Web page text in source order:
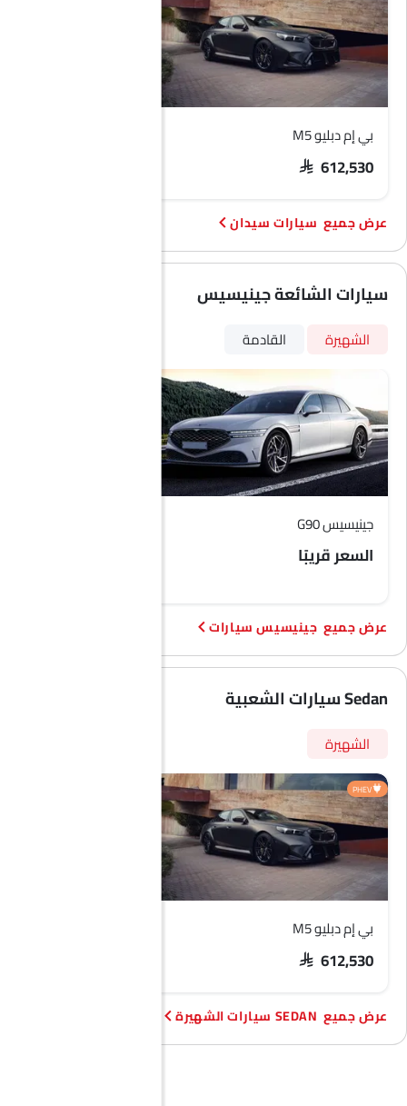
بي إم دبليو M5
SAR 612,530
سيارات سيدان
سيارات الشائعة جينيسيس
الشهيرة القادمة
جينيسيس G90
السعر قريبًا
جينيسيس سيارات
Sedan سيارات الشعبية
الشهيرة
PHEV
بي إم دبليو M5
SAR 612,530
SEDAN سيارات الشهيرة